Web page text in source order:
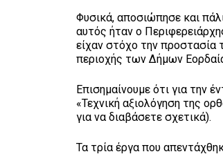
Φυσικά, αποσιώπησε και
αυτός ήταν ο
είχαν στόχο την προστασία
περιοχής των Δήμων
Επισημαίνουμε ότι για την
«Τεχνική αξιολόγηση της
για να διαβάσετε σχετικά).
Τα τρία έργα που